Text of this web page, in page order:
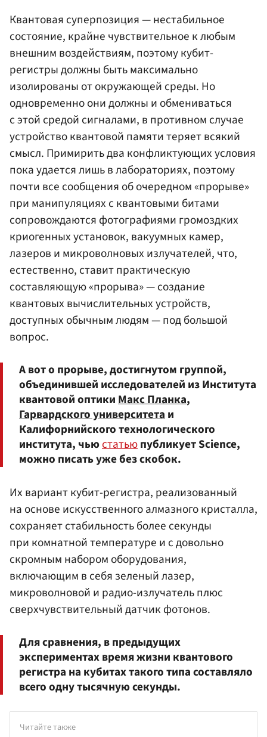
Квантовая суперпозиция — нестабильное
состояние, крайне чувствительное к любым
внешним воздействиям, поэтому кубит-
регистры должны быть максимально
изолированы от окружающей среды. Но
одновременно они должны и обмениваться
с этой средой сигналами, в противном случае
устройство квантовой памяти теряет всякий
смысл. Примирить два конфликтующих условия
пока удается лишь в лабораториях, поэтому
почти все сообщения об очередном «прорыве»
при манипуляциях с квантовыми битами
сопровождаются фотографиями громоздких
криогенных установок, вакуумных камер,
лазеров и микроволновых излучателей, что,
естественно, ставит практическую
составляющую «прорыва» — создание
квантовых вычислительных устройств,
доступных обычным людям — под большой
вопрос.
А вот о прорыве, достигнутом группой,
объединившей исследователей из Института
квантовой оптикиМакс Планка,
Гарвардского университетаи
Калифорнийского технологического
института, чьюстатьюпубликует Science,
можно писать уже без скобок.
Их вариант кубит-регистра, реализованный
на основе искусственного алмазного кристалла,
сохраняет стабильность более секунды
при комнатной температуре и с довольно
скромным набором оборудования,
включающим в себя зеленый лазер,
микроволновой и радио-излучатель плюс
сверхчувствительный датчик фотонов.
Для сравнения, в предыдущих
экспериментах время жизни квантового
регистра на кубитах такого типа составляло
всего одну тысячную секунды.
Читайте также